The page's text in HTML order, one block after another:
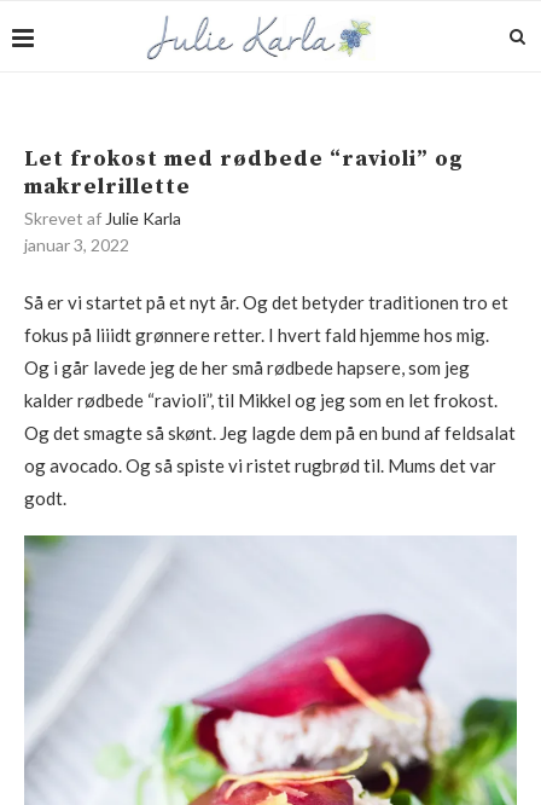
Let frokost med rødbede “ravioli” og
makrelrillette
Skrevet af Julie Karla
januar 3, 2022
Så er vi startet på et nyt år. Og det betyder traditionen tro et
fokus på liiidt grønnere retter. I hvert fald hjemme hos mig.
Og i går lavede jeg de her små rødbede hapsere, som jeg
kalder rødbede “ravioli”, til Mikkel og jeg som en let frokost.
Og det smagte så skønt. Jeg lagde dem på en bund af feldsalat
og avocado. Og så spiste vi ristet rugbrød til. Mums det var
godt.